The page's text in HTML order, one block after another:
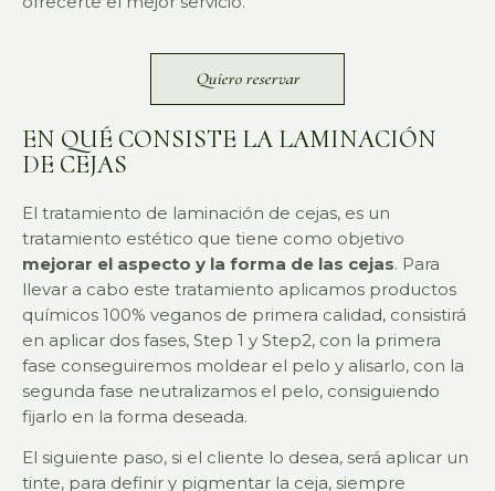
Quiero reservar
EN QUÉ CONSISTE LA LAMINACIÓN
DE CEJAS
El tratamiento de laminación de cejas, es un
tratamiento estético que tiene como objetivo
mejorar el aspecto y la forma de las cejas. Para
llevar a cabo este tratamiento aplicamos productos
químicos 100% veganos de primera calidad, consistirá
en aplicar dos fases, Step 1 y Step2, con la primera
fase conseguiremos moldear el pelo y alisarlo, con la
segunda fase neutralizamos el pelo, consiguiendo
fijarlo en la forma deseada.
El siguiente paso, si el cliente lo desea, será aplicar un
tinte, para definir y pigmentar la ceja, siempre